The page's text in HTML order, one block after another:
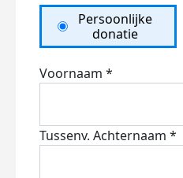
Persoonlijke
donatie
Voornaam *
Tussenv. Achternaam *